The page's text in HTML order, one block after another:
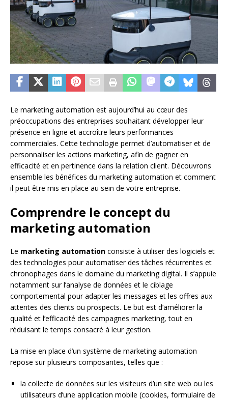
Le marketing automation est aujourd’hui au cœur des
préoccupations des entreprises souhaitant développer leur
présence en ligne et accroître leurs performances
commerciales. Cette technologie permet d’automatiser et de
personnaliser les actions marketing, afin de gagner en
efficacité et en pertinence dans la relation client. Découvrons
ensemble les bénéfices du marketing automation et comment
il peut être mis en place au sein de votre entreprise.
Comprendre le concept du
marketing automation
Le marketing automation consiste à utiliser des logiciels et
des technologies pour automatiser des tâches récurrentes et
chronophages dans le domaine du marketing digital. Il s’appuie
notamment sur l’analyse de données et le ciblage
comportemental pour adapter les messages et les offres aux
attentes des clients ou prospects. Le but est d’améliorer la
qualité et l’efficacité des campagnes marketing, tout en
réduisant le temps consacré à leur gestion.
La mise en place d’un système de marketing automation
repose sur plusieurs composantes, telles que :
la collecte de données sur les visiteurs d’un site web ou les
utilisateurs d’une application mobile (cookies, formulaire de